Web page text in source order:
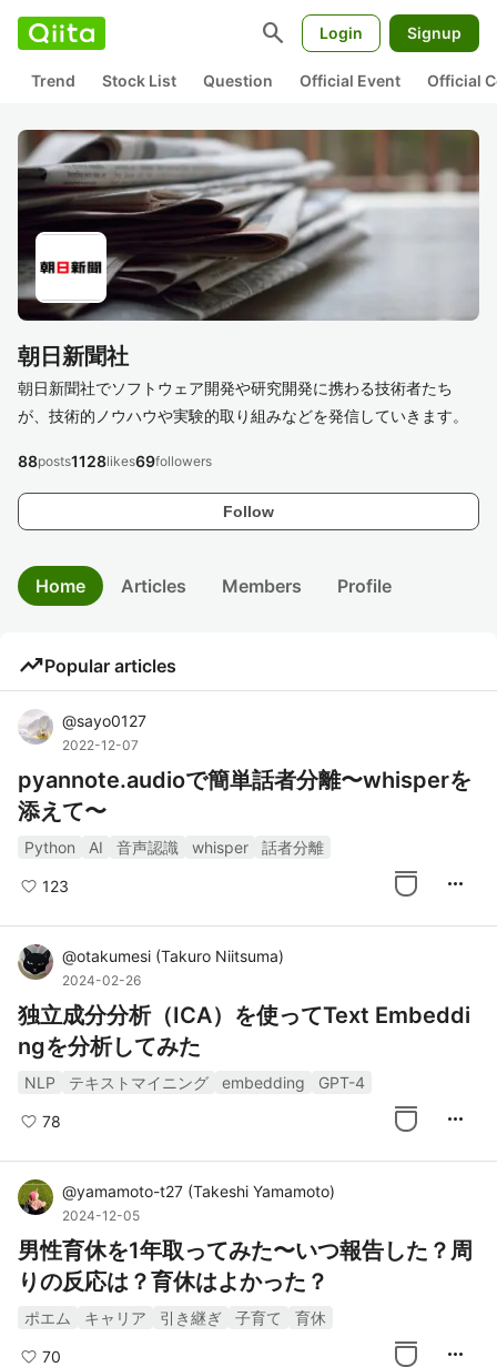
search Login Signup
Trend Stock List Question Official Event Official
朝日新聞社
朝日新聞社でソフトウェア開発や研究開発に携わる技術者たち
が、技術的ノウハウや実験的取り組みなどを発信していきます。
Follow
88posts1128likes69followers
Home Articles Members Profile
trending_upPopular articles
@sayo0127
2022-12-07
pyannote.audioで簡単話者分離〜whisperを
添えて〜
Python AI 音声認識 whisper 話者分離
123 more_horiz
@otakumesi (Takuro Niitsuma)
2024-02-26
独立成分分析（ICA）を使ってText Embeddi
ngを分析してみた
NLP テキストマイニング embedding GPT-4
78 more_horiz
@yamamoto-t27 (Takeshi Yamamoto)
2024-12-05
男性育休を1年取ってみた〜いつ報告した？周
りの反応は？育休はよかった？
ポエム キャリア 引き継ぎ 子育て 育休
70 more_horiz